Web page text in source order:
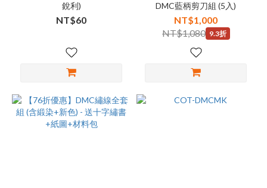
銳利)
NT$60
DMC藍柄剪刀組 (5入)
NT$1,000
NT$1,080 9.3折